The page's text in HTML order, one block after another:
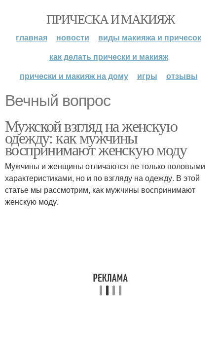
ПРИЧЕСКА И МАКИЯЖ
главная новости
виды макияжа и причесок
как делать прически и макияж
прически и макияж на дому
игры отзывы
Вечный вопрос
Мужской взгляд на женскую
одежду: как мужчины
воспринимают женскую моду
Мужчины и женщины отличаются не только половыми
характеристиками, но и по взгляду на одежду. В этой
статье мы рассмотрим, как мужчины воспринимают
женскую моду.